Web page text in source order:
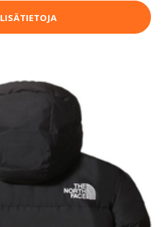
LISÄTIETOJA